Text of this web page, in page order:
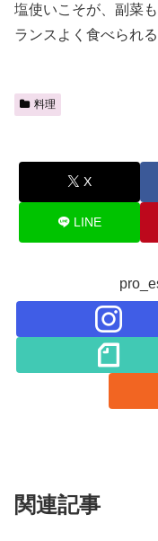
塩使いこそが、副菜
ランスよく食べられ
料理
X
LINE
関連記事